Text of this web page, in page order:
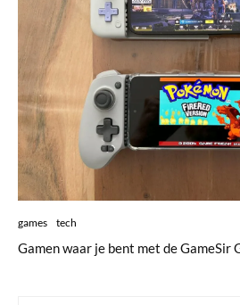
games tech
Gamen waar je bent met de GameSir